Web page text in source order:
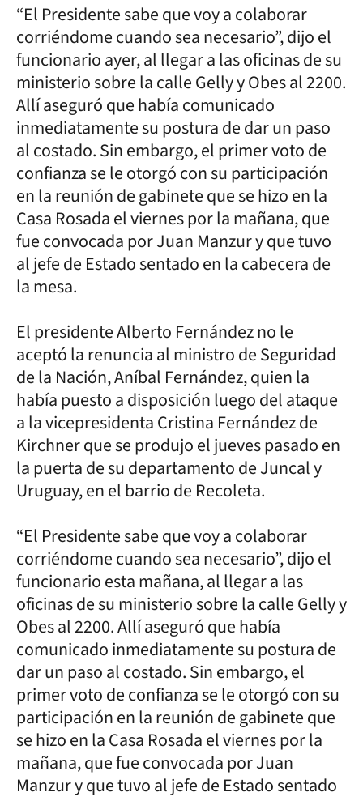
“El Presidente sabe que voy a colaborar
corriéndome cuando sea necesario”, dijo el
funcionario ayer, al llegar a las oficinas de su
ministerio sobre la calle Gelly y Obes al 2200.
Allí aseguró que había comunicado
inmediatamente su postura de dar un paso
al costado. Sin embargo, el primer voto de
confianza se le otorgó con su participación
en la reunión de gabinete que se hizo en la
Casa Rosada el viernes por la mañana, que
fue convocada por Juan Manzur y que tuvo
al jefe de Estado sentado en la cabecera de
la mesa.
El presidente Alberto Fernández no le
aceptó la renuncia al ministro de Seguridad
de la Nación, Aníbal Fernández, quien la
había puesto a disposición luego del ataque
a la vicepresidenta Cristina Fernández de
Kirchner que se produjo el jueves pasado en
la puerta de su departamento de Juncal y
Uruguay, en el barrio de Recoleta.
“El Presidente sabe que voy a colaborar
corriéndome cuando sea necesario”, dijo el
funcionario esta mañana, al llegar a las
oficinas de su ministerio sobre la calle Gelly y
Obes al 2200. Allí aseguró que había
comunicado inmediatamente su postura de
dar un paso al costado. Sin embargo, el
primer voto de confianza se le otorgó con su
participación en la reunión de gabinete que
se hizo en la Casa Rosada el viernes por la
mañana, que fue convocada por Juan
Manzur y que tuvo al jefe de Estado sentado